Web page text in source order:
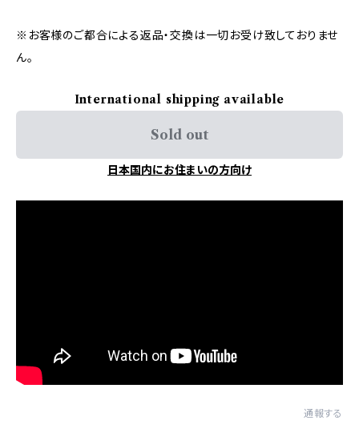
※お客様のご都合による返品・交換は一切お受け致しておりませ
ん。
International shipping available
Sold out
日本国内にお住まいの方向け
通報する